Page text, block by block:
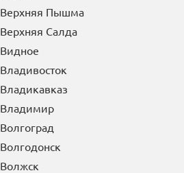
Верхняя Пышма
Верхняя Салда
Видное
Владивосток
Владикавказ
Владимир
Волгоград
Волгодонск
Волжск